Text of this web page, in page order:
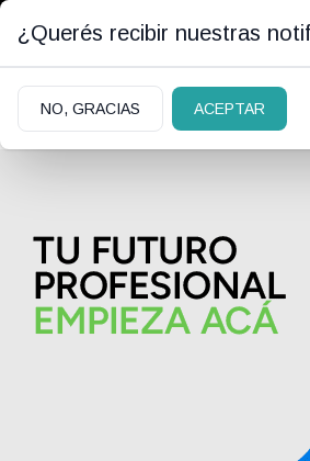
MUJERES QUE TRANSFORMAN
Dos periodistas
por la verdad en
¿Querés recibir nuestras
NO, GRACIAS ACEPTAR